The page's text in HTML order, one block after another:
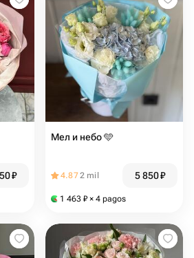
₽
Мел и небо 🩵
4.872 mil 5 850₽
1 463 ₽ × 4 pagos